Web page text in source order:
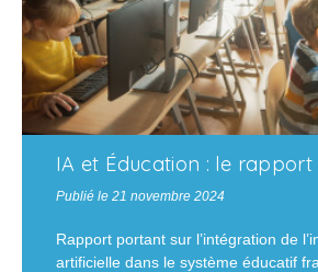
IA et Éducation : le rapport
Publié le 21 novembre 2024
Rapport portant sur l’intégration de
artificielle dans le système éducatif